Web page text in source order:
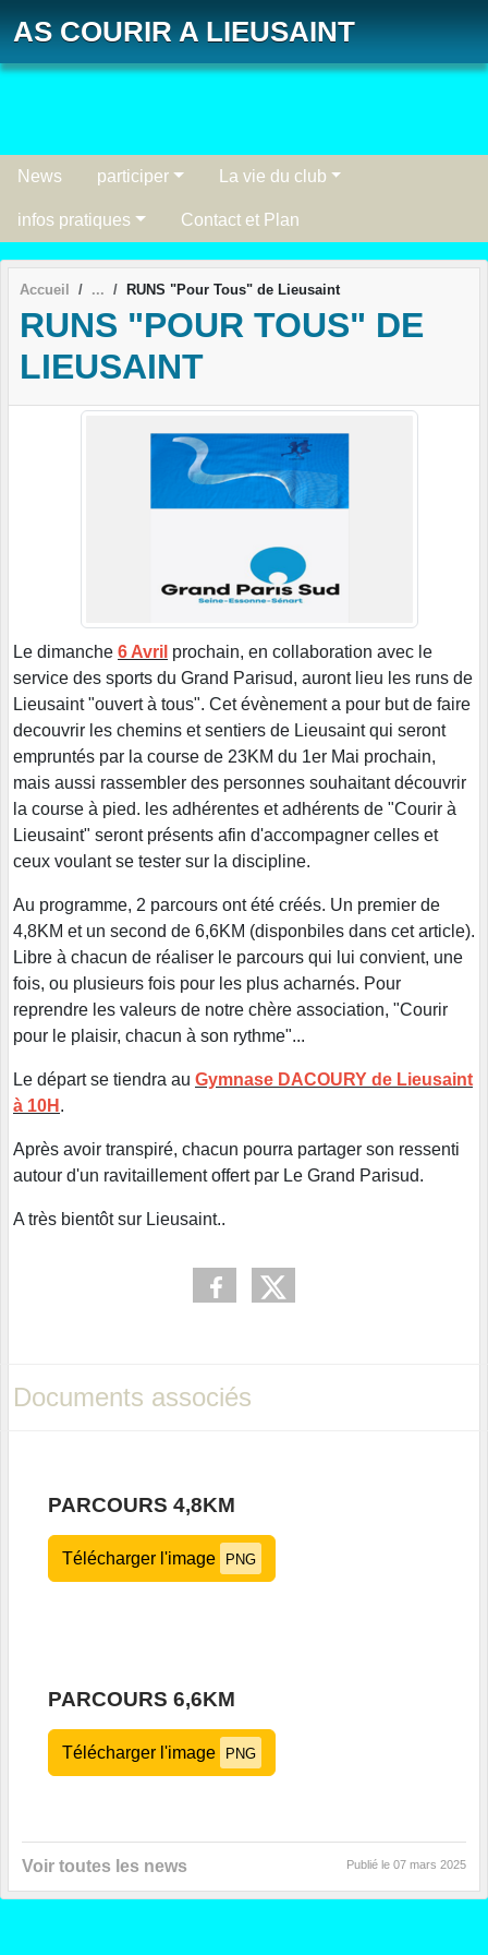
AS COURIR A LIEUSAINT
News participer La vie du club
infos pratiques Contact et Plan
Accueil RUNS "Pour Tous" de Lieusaint
RUNS "POUR TOUS" DE
LIEUSAINT
Le dimanche 6 Avril prochain, en collaboration avec le
service des sports du Grand Parisud, auront lieu les runs de
Lieusaint "ouvert à tous". Cet évènement a pour but de faire
decouvrir les chemins et sentiers de Lieusaint qui seront
empruntés par la course de 23KM du 1er Mai prochain,
mais aussi rassembler des personnes souhaitant découvrir
la course à pied. les adhérentes et adhérents de "Courir à
Lieusaint" seront présents afin d'accompagner celles et
ceux voulant se tester sur la discipline.
Au programme, 2 parcours ont été créés. Un premier de
4,8KM et un second de 6,6KM (disponbiles dans cet article).
Libre à chacun de réaliser le parcours qui lui convient, une
fois, ou plusieurs fois pour les plus acharnés. Pour
reprendre les valeurs de notre chère association, "Courir
pour le plaisir, chacun à son rythme"...
Le départ se tiendra au Gymnase DACOURY de Lieusaint
à 10H .
Après avoir transpiré, chacun pourra partager son ressenti
autour d'un ravitaillement offert par Le Grand Parisud.
A très bientôt sur Lieusaint..
Documents associés
PARCOURS 4,8KM
Télécharger l'image PNG
PARCOURS 6,6KM
Télécharger l'image PNG
Voir toutes les news Publié le 07 mars 2025